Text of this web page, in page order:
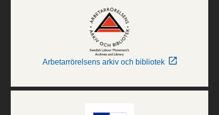
Arbetarrörelsens arkiv och bibliotek